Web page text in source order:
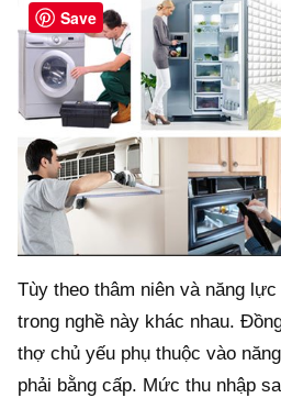
Tùy theo thâm niên và năng
trong nghề này khác nhau.
thợ chủ yếu phụ thuộc vào
phải bằng cấp. Mức thu nhập
Save